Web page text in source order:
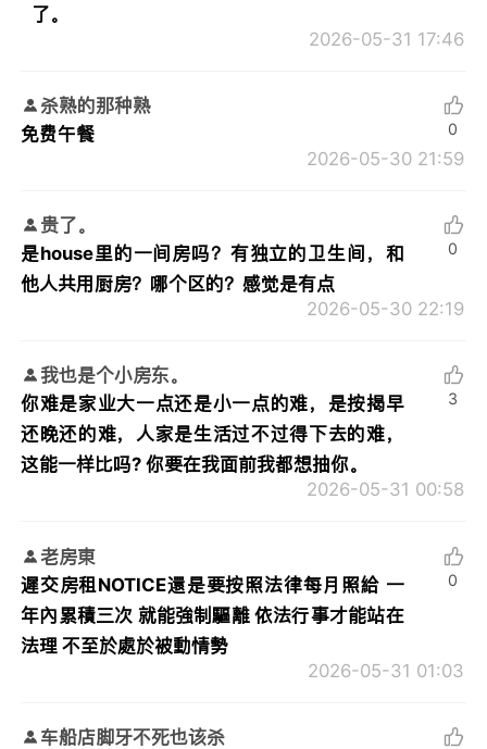
了。
2026-05-31 17:46
杀熟的那种熟
免费午餐
2026-05-30 21:59
0
贵了。
是house里的一间房吗？有独立的卫生间，和
他人共用厨房？哪个区的？感觉是有点
2026-05-30 22:19
0
我也是个小房东。
你难是家业大一点还是小一点的难，是按揭早
还晚还的难，人家是生活过不过得下去的难，
这能一样比吗? 你要在我面前我都想抽你。
2026-05-31 00:58
3
老房東
遲交房租NOTICE還是要按照法律每月照給 一
年內累積三次 就能強制驅離 依法行事才能站在
法理 不至於處於被動情勢
2026-05-31 01:03
0
车船店脚牙不死也该杀